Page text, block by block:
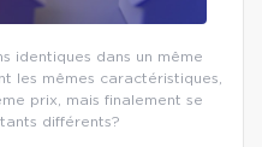
identiques dans un même
les mêmes caractéristiques,
prix, mais finalement se
différents?